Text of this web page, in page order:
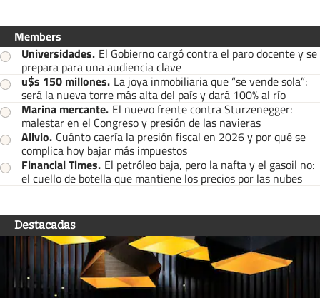
Members
Universidades. El Gobierno cargó contra el paro docente y se
prepara para una audiencia clave
u$s 150 millones. La joya inmobiliaria que “se vende sola”:
será la nueva torre más alta del país y dará 100% al río
Marina mercante. El nuevo frente contra Sturzenegger:
malestar en el Congreso y presión de las navieras
Alivio. Cuánto caería la presión fiscal en 2026 y por qué se
complica hoy bajar más impuestos
Financial Times. El petróleo baja, pero la nafta y el gasoil no:
el cuello de botella que mantiene los precios por las nubes
Destacadas